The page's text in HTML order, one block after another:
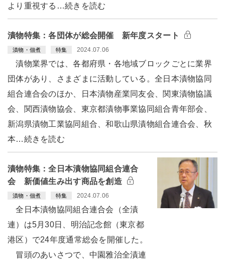
より重視する…続きを読む
漬物特集：各団体が総会開催 新年度スタート
漬物・佃煮 特集 2024.07.06
漬物業界では、各都府県・各地域ブロックごとに業界
団体があり、さまざまに活動している。全日本漬物協同
組合連合会のほか、日本漬物産業同友会、関東漬物協議
会、関西漬物協会、東京都漬物事業協同組合青年部会、
新潟県漬物工業協同組合、和歌山県漬物組合連合会、秋
本…続きを読む
漬物特集：全日本漬物協同組合連合
会 新価値生み出す商品を創造
漬物・佃煮 特集 2024.07.06
全日本漬物協同組合連合会（全漬
連）は5月30日、明治記念館（東京都
港区）で24年度通常総会を開催した。
冒頭のあいさつで、中園雅治全漬連